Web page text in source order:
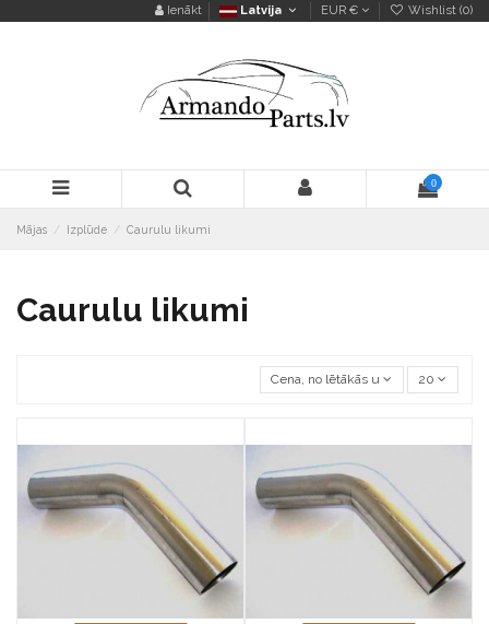
Ienākt Latvija EUR € Wishlist (0)
0
Mājas Izplūde Caurulu likumi
Caurulu likumi
Cena, no lētākās uz dārgāko
20